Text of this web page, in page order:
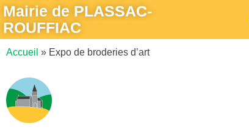
Mairie de PLASSAC-
ROUFFIAC
Accueil » Expo de broderies d’art